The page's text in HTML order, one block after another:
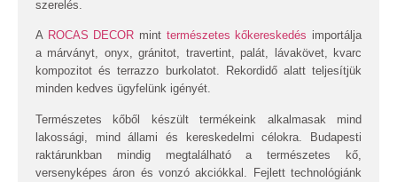
szerelés.
A ROCAS DECOR mint természetes kőkereskedés importálja
a márványt, onyx, gránitot, travertint, palát, lávakövet, kvarc
kompozitot és terrazzo burkolatot. Rekordidő alatt teljesítjük
minden kedves ügyfelünk igényét.
Természetes kőből készült termékeink alkalmasak mind
lakossági, mind állami és kereskedelmi célokra. Budapesti
raktárunkban mindig megtalálható a természetes kő,
versenyképes áron és vonzó akciókkal. Fejlett technológiánk